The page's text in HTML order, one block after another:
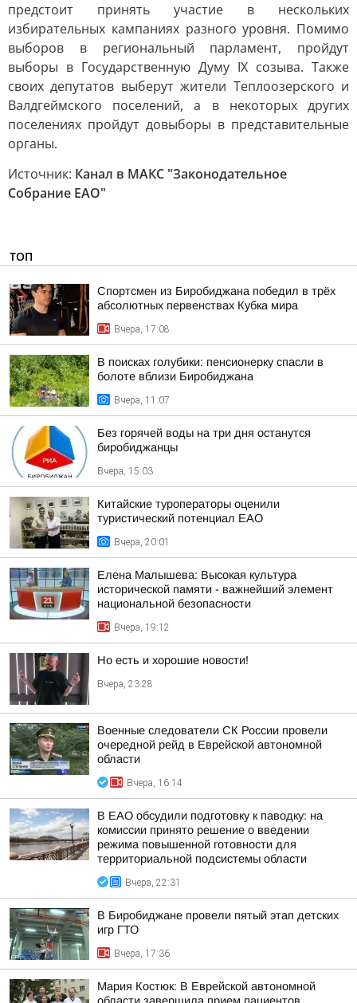
предстоит принять участие в нескольких
избирательных кампаниях разного уровня. Помимо
выборов в региональный парламент, пройдут
выборы в Государственную Думу IX созыва. Также
своих депутатов выберут жители Теплоозерского и
Валдгеймского поселений, а в некоторых других
поселениях пройдут довыборы в представительные
органы.
Источник: Канал в МАКС "Законодательное
Собрание ЕАО"
ТОП
Спортсмен из Биробиджана победил в трёх
абсолютных первенствах Кубка мира
Вчера, 17:08
В поисках голубики: пенсионерку спасли в
болоте вблизи Биробиджана
Вчера, 11:07
Без горячей воды на три дня останутся
биробиджанцы
Вчера, 15:03
Китайские туроператоры оценили
туристический потенциал ЕАО
Вчера, 20:01
Елена Малышева: Высокая культура
исторической памяти - важнейший элемент
национальной безопасности
Вчера, 19:12
Но есть и хорошие новости!
Вчера, 23:28
Военные следователи СК России провели
очередной рейд в Еврейской автономной
области
Вчера, 16:14
В ЕАО обсудили подготовку к паводку: на
комиссии принято решение о введении
режима повышенной готовности для
территориальной подсистемы области
Вчера, 22:31
В Биробиджане провели пятый этап детских
игр ГТО
Вчера, 17:36
Мария Костюк: В Еврейской автономной